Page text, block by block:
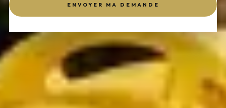
ENVOYER MA DEMANDE